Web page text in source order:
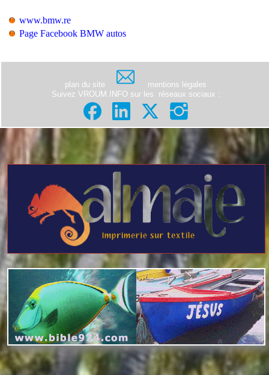
www.bmw.re
Page Facebook BMW autos
plan du site
mentions légales
Suivez VROUM.INFO sur les
réseaux sociaux :